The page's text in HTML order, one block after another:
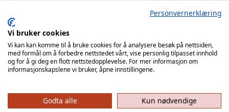
Kjøp billett
Personvernerklæring
Vi bruker cookies
Vi kan kan komme til å bruke cookies for å analysere besøk på nettsiden,
med formål om å forbedre nettstedet vårt, vise personlig tilpasset innhold
og for å gi deg en flott nettstedopplevelse. For mer informasjon om
informasjonskapslene vi bruker, åpne innstillingene.
Godta alle Kun nødvendige